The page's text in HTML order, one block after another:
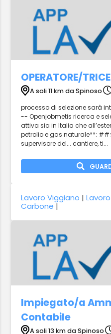
OPERATORE/
A soli 11 km da Spinoso
processo di selezione sarà
-- Openjobmetis ricerca e
attiva sia in Italia che
petrolio e gas naturale**:
supervisore del... cantiere, ti...
Lavoro Viggiano |
Carbone |
Impiegato/a
Contabile
A soli 13 km da Spinoso